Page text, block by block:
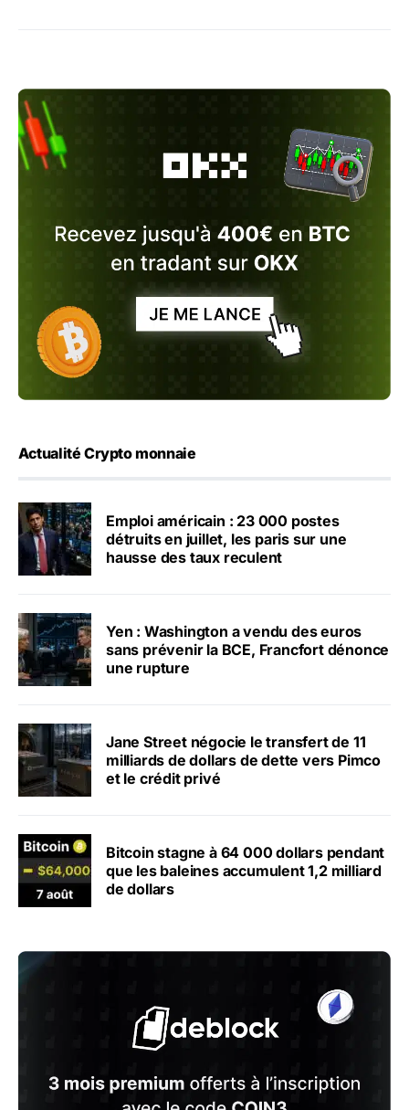
Actualité Crypto monnaie
Emploi américain : 23 000 postes
détruits en juillet, les paris sur une
hausse des taux reculent
Yen : Washington a vendu des euros
sans prévenir la BCE, Francfort dénonce
une rupture
Jane Street négocie le transfert de 11
milliards de dollars de dette vers Pimco
et le crédit privé
Bitcoin stagne à 64 000 dollars pendant
que les baleines accumulent 1,2 milliard
de dollars